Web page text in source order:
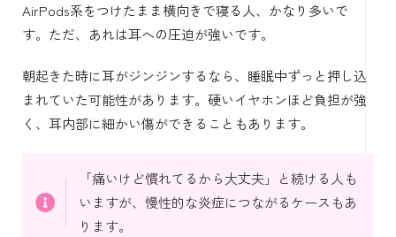
AirPods系をつけたまま横向きで寝る人、かなり多いで
す。ただ、あれは耳への圧迫が強いです。
朝起きた時に耳がジンジンするなら、睡眠中ずっと押し込
まれていた可能性があります。硬いイヤホンほど負担が強
く、耳内部に細かい傷ができることもあります。
「痛いけど慣れてるから大丈夫」と続ける人も
いますが、慢性的な炎症につながるケースもあ
ります。